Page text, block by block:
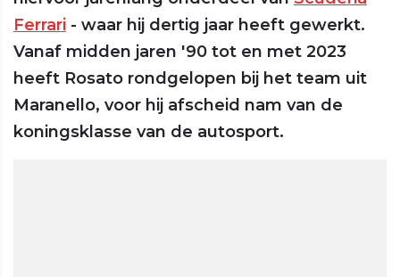
Ferrari - waar hij dertig jaar heeft gewerkt.
Vanaf midden jaren '90 tot en met 2023
heeft Rosato rondgelopen bij het team uit
Maranello, voor hij afscheid nam van de
koningsklasse van de autosport.